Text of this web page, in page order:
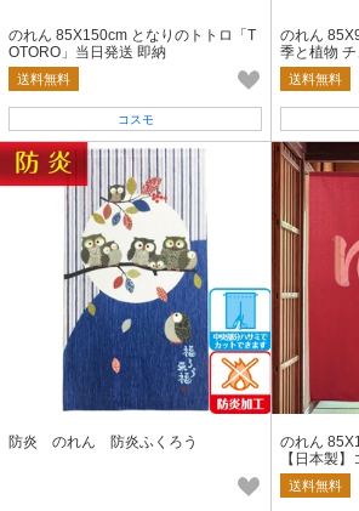
のれん 85X150cm となりのトトロ「T
OTORO」当日発送 即納
送料無料
コスモ
のれん
季と植物
リ
送料無料
防炎 のれん 防炎ふくろう
のれん
【日本製
店舗 施設 向
送料無料